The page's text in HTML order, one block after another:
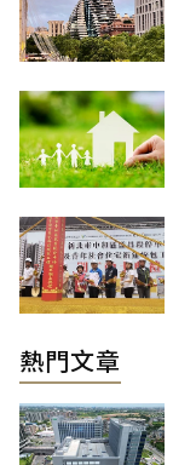
熱門文章